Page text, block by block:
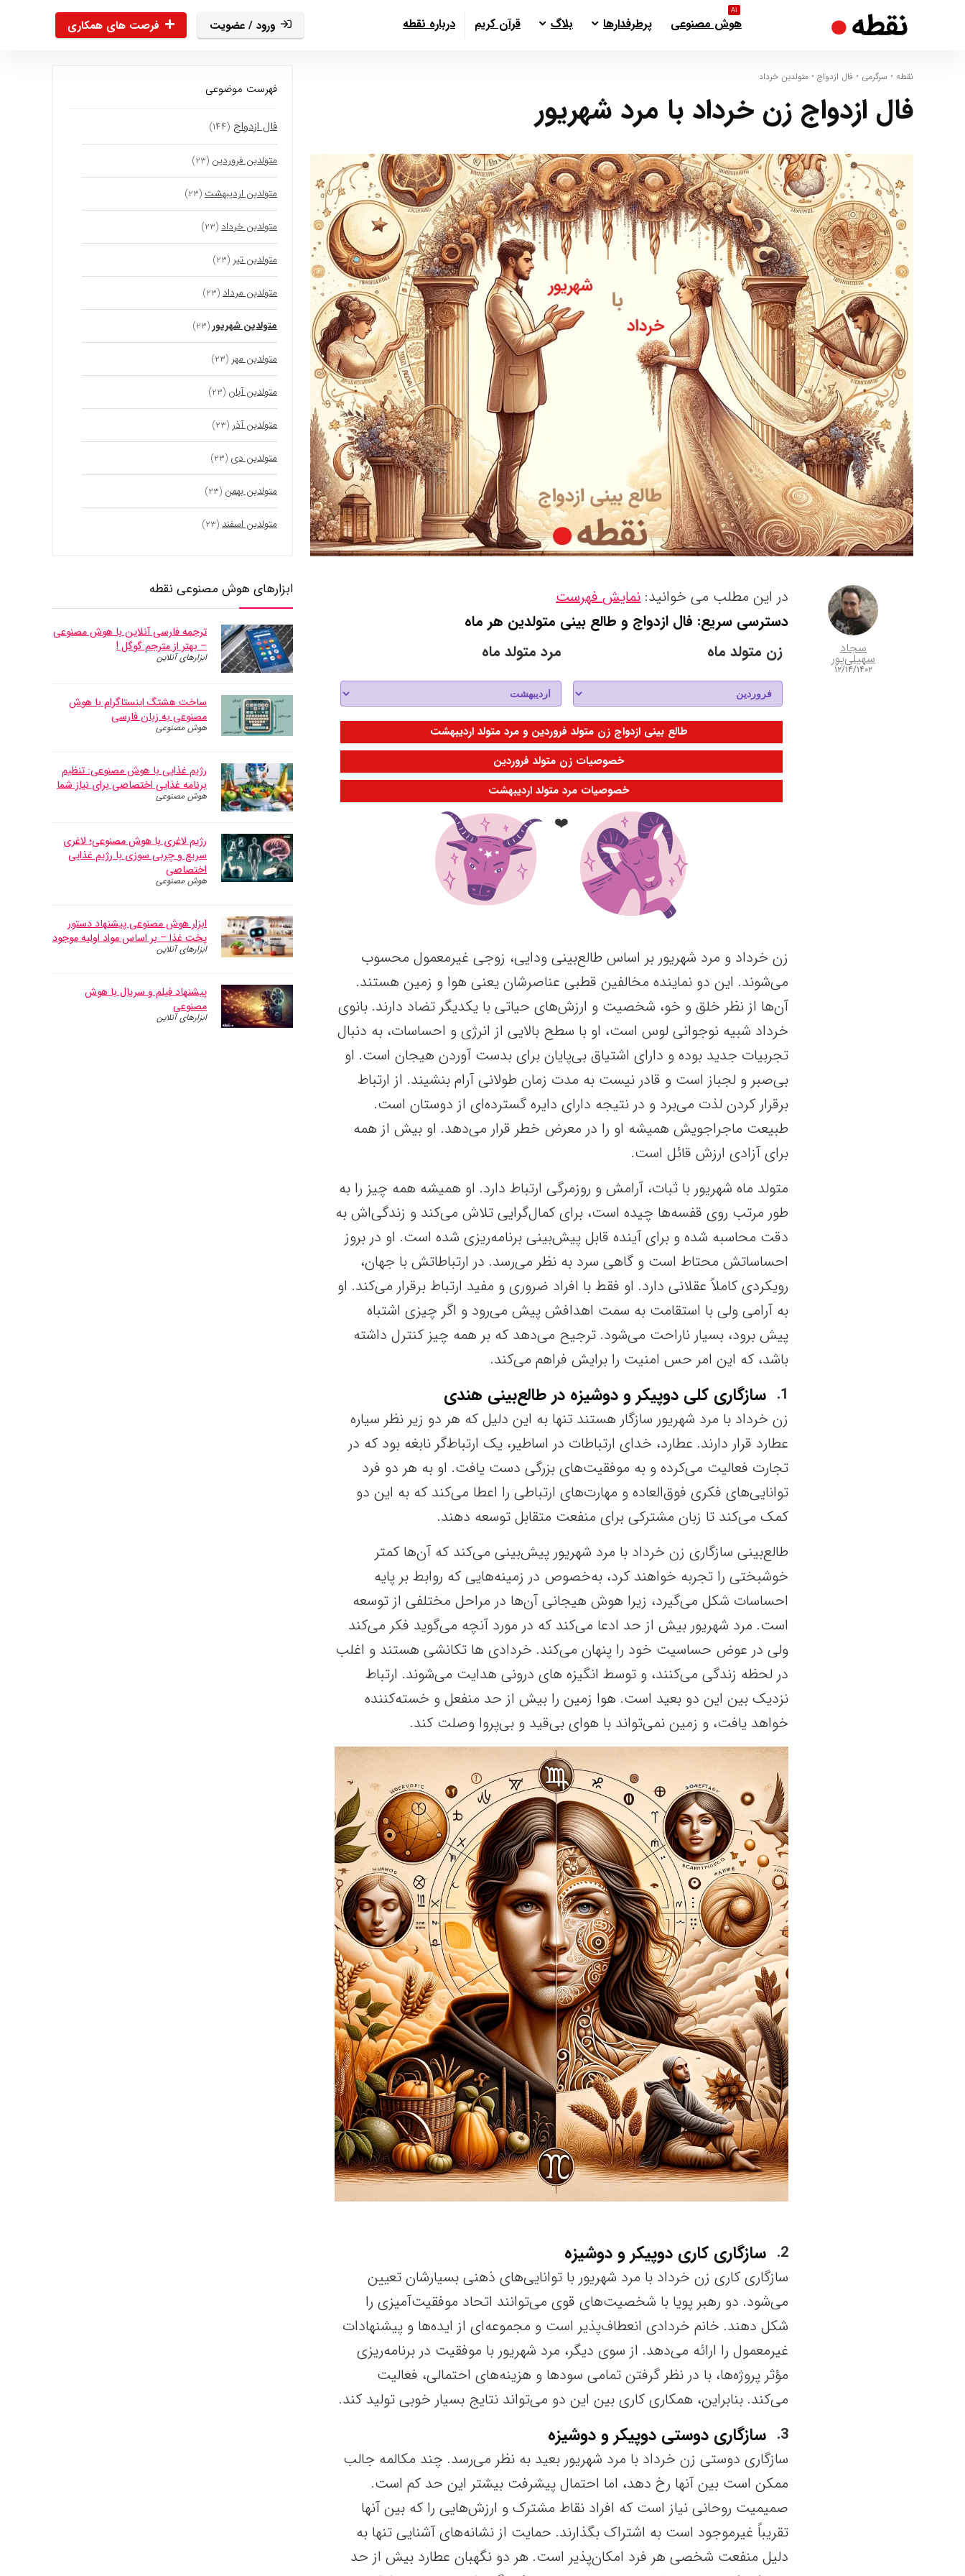
هوش مصنوعی
AI
پرطرفدارها بلاگ قرآن کریم درباره نقطه ورود / عضویت فرصت های همکاری
نقطه • سرگرمی • فال ازدواج • متولدین خرداد
فال ازدواج زن خرداد با مرد شهریور
سجاد
سهیلی‌پور
۱۲/۱۴/۱۴۰۲
در این مطلب می خوانید: نمایش فهرست
دسترسی سریع: فال ازدواج و طالع بینی متولدین هر ماه
زن متولد ماه
مرد متولد ماه
طالع بینی ازدواج زن متولد فروردین و مرد متولد اردیبهشت
خصوصیات زن متولد فروردین
خصوصیات مرد متولد اردیبهشت
❤️
زن خرداد و مرد شهریور بر اساس طالع‌بینی ودایی، زوجی غیرمعمول محسوب
می‌شوند. این دو نماینده مخالفین قطبی عناصرشان یعنی هوا و زمین هستند.
آن‌ها از نظر خلق و خو، شخصیت‌ و ارزش‌های حیاتی با یکدیگر تضاد دارند. بانوی
خرداد شبیه نوجوانی لوس است، او با سطح بالایی از انرژی و احساسات، به دنبال
تجربیات جدید بوده و دارای اشتیاق بی‌پایان برای بدست آوردن هیجان است. او
بی‌صبر و لجباز است و قادر نیست به مدت زمان طولانی آرام بنشیند. از ارتباط
برقرار کردن لذت می‌برد و در نتیجه دارای دایره گسترده‌ای از دوستان است.
طبیعت ماجراجویش همیشه او را در معرض خطر قرار می‌دهد. او بیش از همه
برای آزادی ارزش قائل است.
متولد ماه شهریور با ثبات، آرامش و روزمرگی ارتباط دارد. او همیشه همه چیز را به
طور مرتب روی قفسه‌ها چیده است، برای کمال‌گرایی تلاش می‌کند و زندگی‌اش به
دقت محاسبه شده و برای آینده قابل پیش‌بینی برنامه‌ریزی شده است. او در بروز
احساساتش محتاط است و گاهی سرد به نظر می‌رسد. در ارتباطاتش با جهان،
رویکردی کاملاً عقلانی دارد. او فقط با افراد ضروری و مفید ارتباط برقرار می‌کند. او
به آرامی ولی با استقامت به سمت اهدافش پیش می‌رود و اگر چیزی اشتباه
پیش برود، بسیار ناراحت می‌شود. ترجیح می‌دهد که بر همه چیز کنترل داشته
باشد، که این امر حس امنیت را برایش فراهم می‌کند.
1
سازگاری کلی دوپیکر و دوشیزه در طالع‌بینی هندی
زن خرداد با مرد شهریور سازگار هستند تنها به این دلیل که هر دو زیر نظر سیاره
عطارد قرار دارند. عطارد، خدای ارتباطات در اساطیر، یک ارتباط‌گر نابغه بود که در
تجارت فعالیت می‌کرده و به موفقیت‌های بزرگی دست یافت. او به هر دو فرد
توانایی‌های فکری فوق‌العاده و مهارت‌های ارتباطی را اعطا می‌کند که به این دو
کمک می‌کند تا زبان مشترکی برای منفعت متقابل توسعه دهند.
طالع‌بینی سازگاری زن خرداد با مرد شهریور پیش‌بینی می‌کند که آن‌ها کمتر
خوشبختی را تجربه خواهند کرد، به‌خصوص در زمینه‌هایی که روابط بر پایه
احساسات شکل می‌گیرد، زیرا هوش هیجانی آن‌ها در مراحل مختلفی از توسعه
است. مرد شهریور بیش از حد ادعا می‌کند که در مورد آنچه می‌گوید فکر می‌کند
ولی در عوض حساسیت خود را پنهان می‌کند. خردادی ها تکانشی هستند و اغلب
در لحظه زندگی می‌کنند، و توسط انگیزه های درونی هدایت می‌شوند. ارتباط
نزدیک بین این دو بعید است. هوا زمین را بیش از حد منفعل و خسته‌کننده
خواهد یافت، و زمین نمی‌تواند با هوای بی‌قید و بی‌پروا وصلت کند.
2 سازگاری کاری دوپیکر و دوشیزه
سازگاری کاری زن خرداد با مرد شهریور با توانایی‌های ذهنی بسیارشان تعیین
می‌شود. دو رهبر پویا با شخصیت‌های قوی می‌توانند اتحاد موفقیت‌آمیزی را
شکل دهند. خانم خردادی انعطاف‌پذیر است و مجموعه‌ای از ایده‌ها و پیشنهادات
غیرمعمول را ارائه می‌دهد. از سوی دیگر، مرد شهریور با موفقیت در برنامه‌ریزی
مؤثر پروژه‌ها، با در نظر گرفتن تمامی سودها و هزینه‌های احتمالی، فعالیت
می‌کند. بنابراین، همکاری کاری بین این دو می‌تواند نتایج بسیار خوبی تولید کند.
3
سازگاری دوستی دوپیکر و دوشیزه
سازگاری دوستی زن خرداد با مرد شهریور بعید به نظر می‌رسد. چند مکالمه جالب
ممکن است بین آنها رخ دهد، اما احتمال پیشرفت بیشتر این حد کم است.
صمیمیت روحانی نیاز است که افراد نقاط مشترک و ارزش‌هایی را که بین آنها
تقریباً غیرموجود است به اشتراک بگذارند. حمایت از نشانه‌های آشنایی تنها به
دلیل منفعت شخصی هر فرد امکان‌پذیر است. هر دو نگهبان عطارد بیش از حد
فهرست موضوعی
فال ازدواج (۱۴۴)
متولدین فروردین (۲۳)
متولدین اردیبهشت (۲۳)
متولدین خرداد (۲۳)
متولدین تیر (۲۳)
متولدین مرداد (۲۳)
متولدین شهریور (۲۳)
متولدین مهر (۲۳)
متولدین آبان (۲۳)
متولدین آذر (۲۳)
متولدین دی (۲۳)
متولدین بهمن (۲۳)
متولدین اسفند (۲۳)
ابزارهای هوش مصنوعی نقطه
ترجمه فارسی آنلاین با هوش مصنوعی
– بهتر از مترجم گوگل !
ابزارهای آنلاین
ساخت هشتگ اینستاگرام با هوش
مصنوعی به زبان فارسی
هوش مصنوعی
رژیم غذایی با هوش مصنوعی: تنظیم
برنامه غذایی اختصاصی برای نیاز شما
هوش مصنوعی
رژیم لاغری با هوش مصنوعی؛ لاغری
سریع و چربی سوزی با رژیم غذایی
اختصاصی
هوش مصنوعی
ابزار هوش مصنوعی پیشنهاد دستور
پخت غذا – بر اساس مواد اولیه موجود
ابزارهای آنلاین
پیشنهاد فیلم و سریال با هوش
مصنوعی
ابزارهای آنلاین